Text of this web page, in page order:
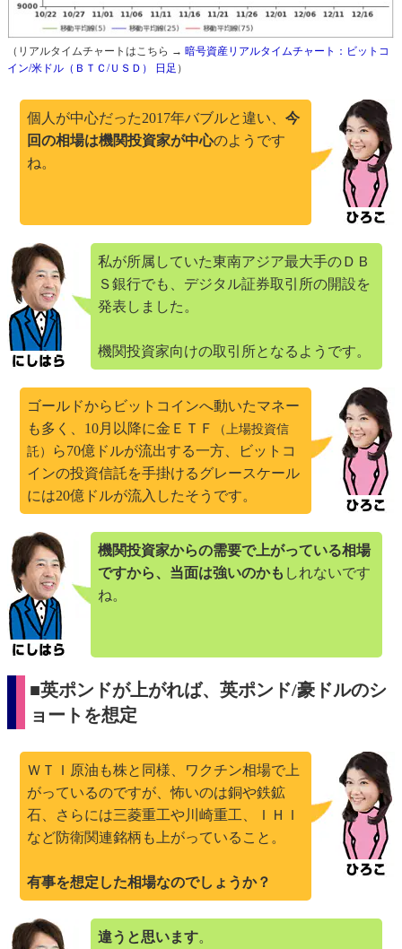
（リアルタイムチャートはこちら → 暗号資産リアルタイムチャート：ビットコ
イン/米ドル（ＢＴＣ/ＵＳＤ） 日足 ）
個人が中心だった2017年バブルと違い、 今
回の相場は機関投資家が中心のようです
ね。
私が所属していた東南アジア最大手のＤＢ
Ｓ銀行でも、デジタル証券取引所の開設を
発表しました。
機関投資家向けの取引所となるようです。
ゴールドからビットコインへ動いたマネー
も多く、10月以降に金ＥＴＦ
（上場投資信
託）
ら70億ドルが流出する一方、ビットコ
インの投資信託を手掛けるグレースケール
には20億ドルが流入したそうです。
機関投資家からの需要で上がっている相場
ですから、当面は強いのかも しれないです
ね。
■英ポンドが上がれば、英ポンド/豪ドルのシ
ョートを想定
ＷＴＩ原油も株と同様、ワクチン相場で上
がっているのですが、怖いのは銅や鉄鉱
石、さらには三菱重工や川崎重工、ＩＨＩ
など防衛関連銘柄も上がっていること。
有事を想定した相場なのでしょうか？
違うと思います。